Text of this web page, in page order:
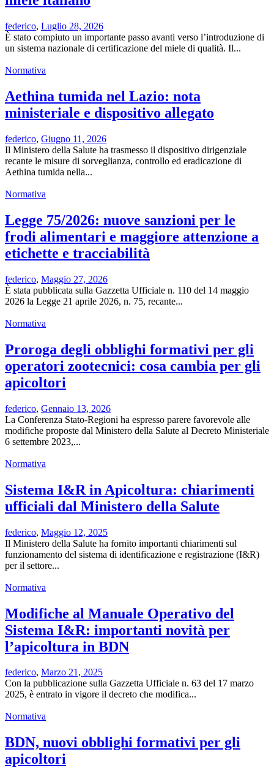
federico, Luglio 28, 2026
È stato compiuto un importante passo avanti verso l’introduzione di
un sistema nazionale di certificazione del miele di qualità. Il...
Normativa
Aethina tumida nel Lazio: nota
ministeriale e dispositivo allegato
federico, Giugno 11, 2026
Il Ministero della Salute ha trasmesso il dispositivo dirigenziale
recante le misure di sorveglianza, controllo ed eradicazione di
Aethina tumida nella...
Normativa
Legge 75/2026: nuove sanzioni per le
frodi alimentari e maggiore attenzione a
etichette e tracciabilità
federico, Maggio 27, 2026
È stata pubblicata sulla Gazzetta Ufficiale n. 110 del 14 maggio
2026 la Legge 21 aprile 2026, n. 75, recante...
Normativa
Proroga degli obblighi formativi per gli
operatori zootecnici: cosa cambia per gli
apicoltori
federico, Gennaio 13, 2026
La Conferenza Stato-Regioni ha espresso parere favorevole alle
modifiche proposte dal Ministero della Salute al Decreto Ministeriale
6 settembre 2023,...
Normativa
Sistema I&R in Apicoltura: chiarimenti
ufficiali dal Ministero della Salute
federico, Maggio 12, 2025
Il Ministero della Salute ha fornito importanti chiarimenti sul
funzionamento del sistema di identificazione e registrazione (I&R)
per il settore...
Normativa
Modifiche al Manuale Operativo del
Sistema I&R: importanti novità per
l’apicoltura in BDN
federico, Marzo 21, 2025
Con la pubblicazione sulla Gazzetta Ufficiale n. 63 del 17 marzo
2025, è entrato in vigore il decreto che modifica...
Normativa
BDN, nuovi obblighi formativi per gli
apicoltori